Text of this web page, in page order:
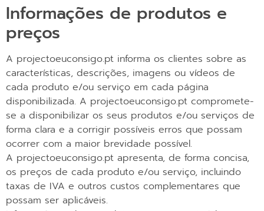
Informações de produtos e
preços
A projectoeuconsigo.pt informa os clientes sobre as
características, descrições, imagens ou vídeos de
cada produto e/ou serviço em cada página
disponibilizada. A projectoeuconsigo.pt compromete-
se a disponibilizar os seus produtos e/ou serviços de
forma clara e a corrigir possíveis erros que possam
ocorrer com a maior brevidade possível.
A projectoeuconsigo.pt apresenta, de forma concisa,
os preços de cada produto e/ou serviço, incluindo
taxas de IVA e outros custos complementares que
possam ser aplicáveis.